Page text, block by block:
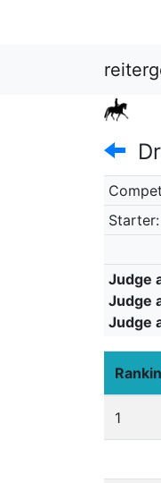
Judge
Judge
Judge
1